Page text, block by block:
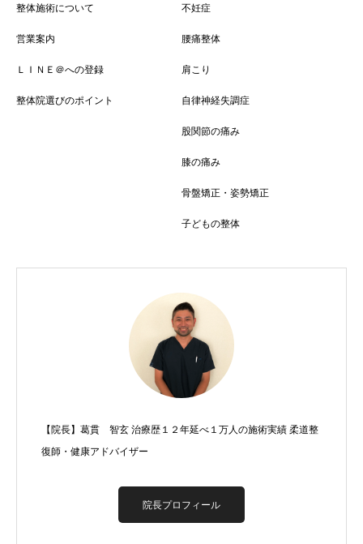
整体施術について
営業案内
ＬＩＮＥ＠への登録
整体院選びのポイント
不妊症
腰痛整体
肩こり
自律神経失調症
股関節の痛み
膝の痛み
骨盤矯正・姿勢矯正
子どもの整体
【院長】葛貫 智玄 治療歴１２年延べ１万人の施術実績 柔道整
復師・健康アドバイザー
院長プロフィール